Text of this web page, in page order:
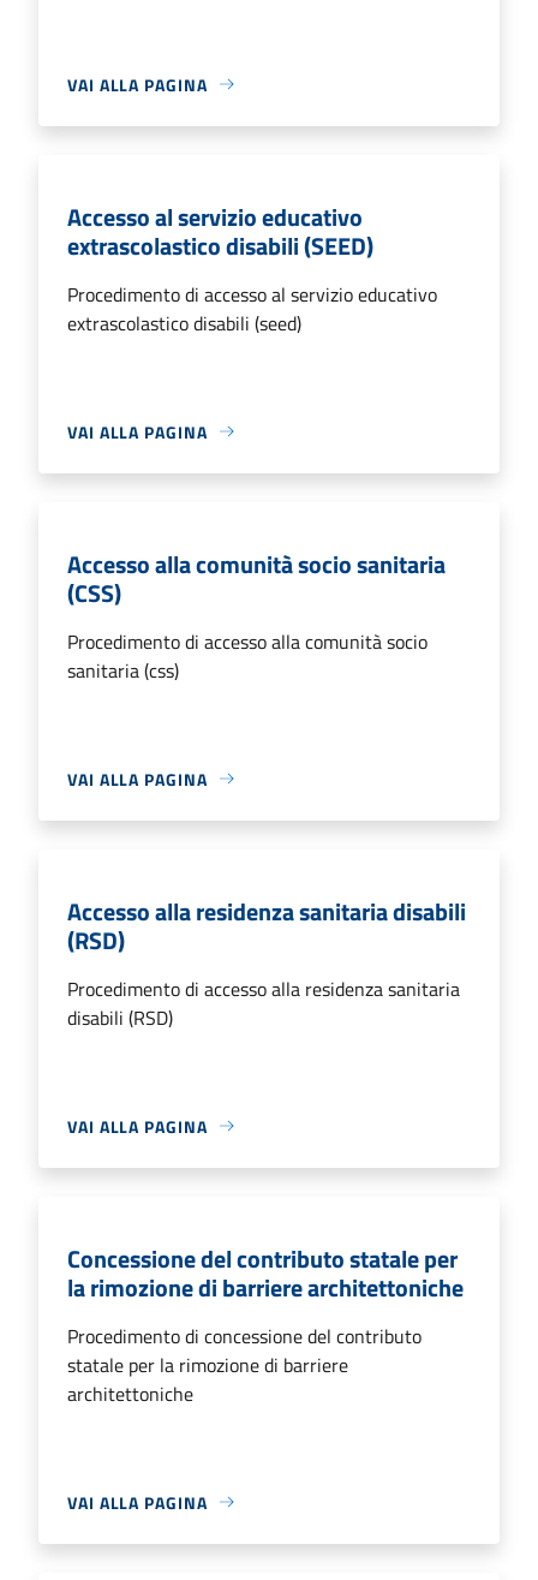
VAI ALLA PAGINA
Accesso al servizio educativo
extrascolastico disabili (SEED)
Procedimento di accesso al servizio educativo
extrascolastico disabili (seed)
VAI ALLA PAGINA
Accesso alla comunità socio sanitaria
(CSS)
Procedimento di accesso alla comunità socio
sanitaria (css)
VAI ALLA PAGINA
Accesso alla residenza sanitaria disabili
(RSD)
Procedimento di accesso alla residenza sanitaria
disabili (RSD)
VAI ALLA PAGINA
Concessione del contributo statale per
la rimozione di barriere architettoniche
Procedimento di concessione del contributo
statale per la rimozione di barriere
architettoniche
VAI ALLA PAGINA